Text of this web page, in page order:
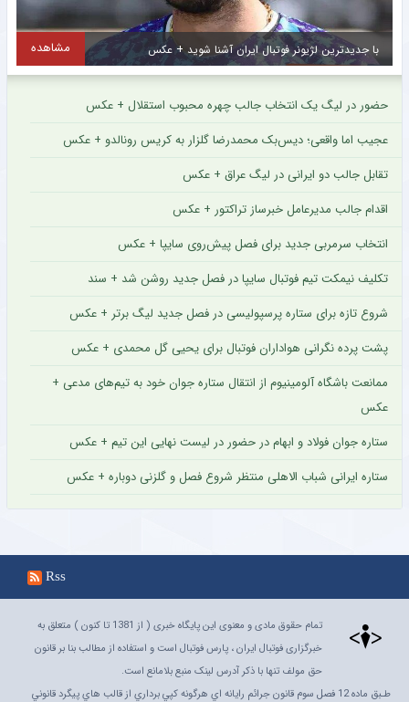
کرد که در نهایت
۱۴۰۵/۰۵/۱۸ ۱۵:۳۴
گالری عکس
حضور در لیگ یک انتخاب جالب چهره محبوب استقلال + عکس
عجیب اما واقعی؛ دیس‌بک محمدرضا گلزار به کریس رونالدو + عکس
تقابل جالب دو ایرانی در لیگ عراق + عکس